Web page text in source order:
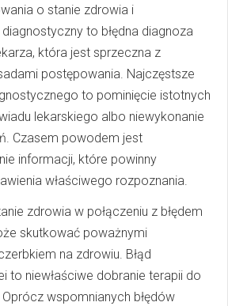
o stanie zdrowia i
to błędna diagnoza
która jest sprzeczna z
postępowania. Najczęstsze
to pominięcie istotnych
lekarskiego albo niewykonanie
Czasem powodem jest
informacji, które powinny
właściwego rozpoznania.
zdrowia w połączeniu z błędem
skutkować poważnymi
na zdrowiu. Błąd
to niewłaściwe dobranie terapii do
wspomnianych błędów